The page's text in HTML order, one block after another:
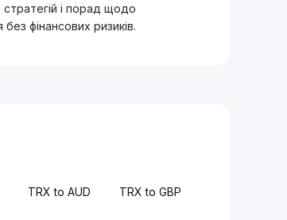
і порад щодо
фінансових ризиків.
TRX to AUD TRX to GBP